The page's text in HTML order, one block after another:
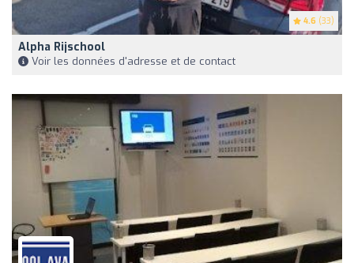
4.6 (33)
Alpha Rijschool
Voir les données d'adresse et de contact